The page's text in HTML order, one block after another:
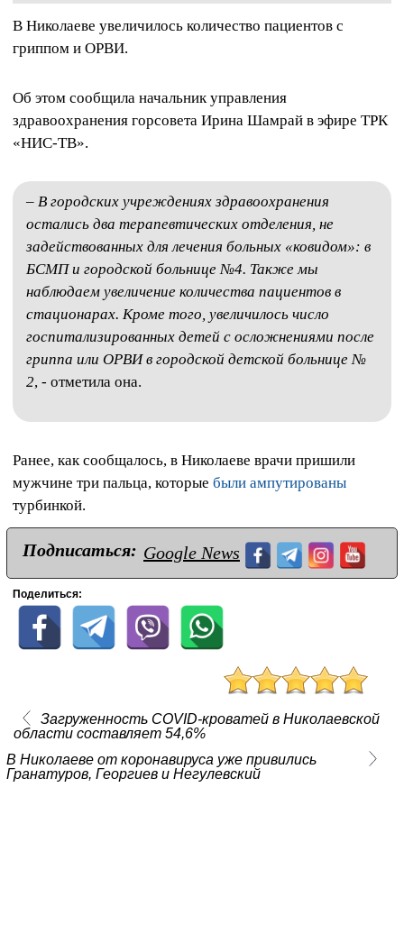
В Николаеве увеличилось количество пациентов с
гриппом и ОРВИ.
Об этом сообщила начальник управления
здравоохранения горсовета Ирина Шамрай в эфире ТРК
«НИС-ТВ».
– В городских учреждениях здравоохранения
остались два терапевтических отделения, не
задействованных для лечения больных «ковидом»: в
БСМП и городской больнице №4. Также мы
наблюдаем увеличение количества пациентов в
стационарах. Кроме того, увеличилось число
госпитализированных детей с осложнениями после
гриппа или ОРВИ в городской детской больнице №
2, - отметила она.
Ранее, как сообщалось, в Николаеве врачи пришили
мужчине три пальца, которые были ампутированы
турбинкой.
Подписаться: Google News
Поделиться:
Загруженность COVID-кроватей в Николаевской
области составляет 54,6%
В Николаеве от коронавируса уже привились
Гранатуров, Георгиев и Негулевский